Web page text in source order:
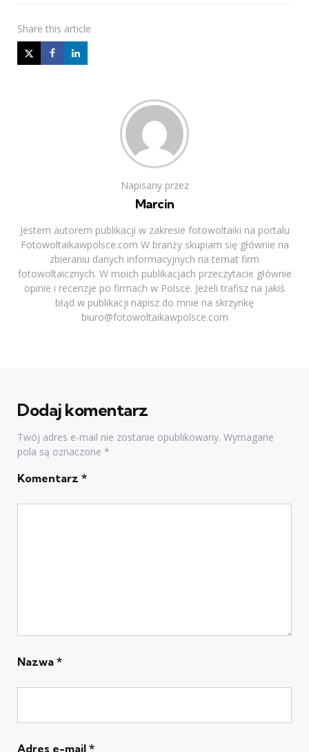
Share this article
Napisany przez
Marcin
Jestem autorem publikacji w zakresie fotowoltaiki na portalu
Fotowoltaikawpolsce.com W branży skupiam się głównie na
zbieraniu danych informacyjnych na temat firm
fotowoltaicznych. W moich publikacjach przeczytacie głównie
opinie i recenzje po firmach w Polsce. Jeżeli trafisz na jakiś
błąd w publikacji napisz do mnie na skrzynkę
biuro@fotowoltaikawpolsce.com
Dodaj komentarz
Twój adres e-mail nie zostanie opublikowany. Wymagane
pola są oznaczone *
Komentarz *
Nazwa *
Adres e-mail *